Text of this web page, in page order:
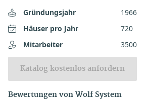
Gründungsjahr
1966
Häuser pro Jahr
720
Mitarbeiter
3500
Katalog kostenlos anfordern
Bewertungen von Wolf System